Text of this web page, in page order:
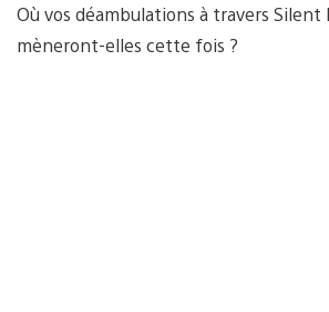
Où vos déambulations à travers Silent
mèneront-elles cette fois ?